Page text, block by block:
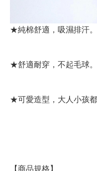
★純棉舒適，吸濕排汗。
★舒適耐穿，不起毛球。
★可愛造型，大人小孩都
【商品規格】